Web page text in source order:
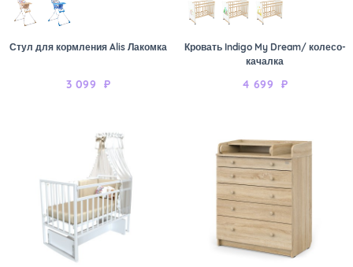
Стул для кормления Alis Лакомка
3 099 ₽
Кровать Indigo My Dream/ колесо-
качалка
4 699 ₽